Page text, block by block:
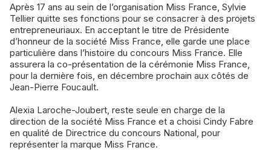
Après 17 ans au sein de l’organisation Miss France, Sylvie
Tellier quitte ses fonctions pour se consacrer à des projets
entrepreneuriaux. En acceptant le titre de Présidente
d’honneur de la société Miss France, elle garde une place
particulière dans l’histoire du concours Miss France. Elle
assurera la co-présentation de la cérémonie Miss France,
pour la dernière fois, en décembre prochain aux côtés de
Jean-Pierre Foucault.
Alexia Laroche-Joubert, reste seule en charge de la
direction de la société Miss France et a choisi Cindy Fabre
en qualité de Directrice du concours National, pour
représenter la marque Miss France.